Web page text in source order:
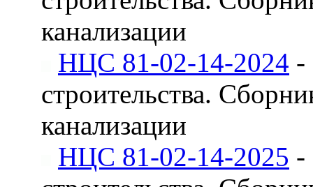
канализации
НЦС 81-02-14-2024 -
строительства.
канализации
НЦС 81-02-14-2025 -